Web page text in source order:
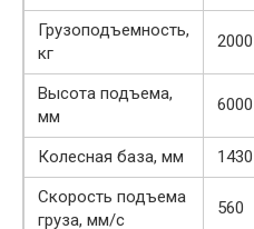
Грузоподъемность,
кг
2000
Высота подъема,
мм
6000
Колесная база, мм
1430
Скорость подъема
груза, мм/с
560